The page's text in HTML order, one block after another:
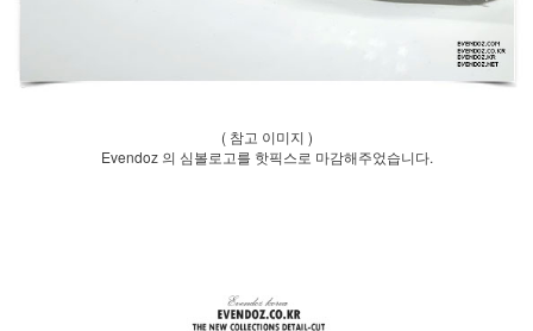
( 참고 이미지 )
Evendoz 의 심볼로고를 핫픽스로 마감해주었습니다.